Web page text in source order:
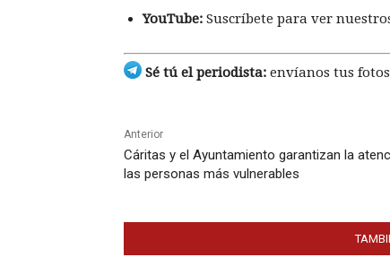
YouTube: Suscríbete para ver
Sé tú el periodista: envíanos tus
Anterior
Cáritas y el Ayuntamiento garantizan la
las personas más vulnerables